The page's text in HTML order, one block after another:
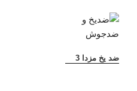
ضد یخ مزدا 3